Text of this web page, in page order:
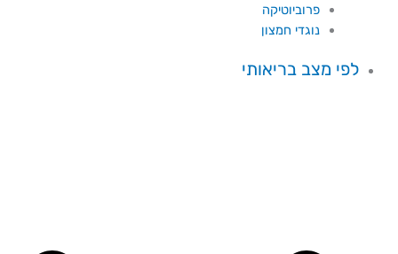
פרוביוטיקה
נוגדי חמצון
לפי מצב בריאותי